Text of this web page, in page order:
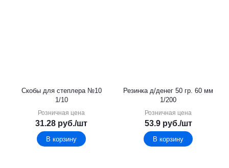
Скобы для степлера №10
1/10
Розничная цена
31.28 руб./шт
В корзину
Резинка д/денег 50 гр. 60 мм
1/200
Розничная цена
53.9руб./шт
В корзину